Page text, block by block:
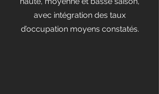
avec intégration des taux
d’occupation moyens constatés.